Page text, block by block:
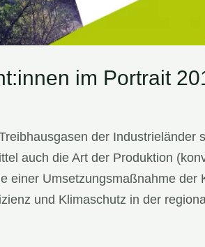
im Portrait
der Industrieländer
auch die Art der Produktion
einer Umsetzungsmaßnahme
und Klimaschutz in der